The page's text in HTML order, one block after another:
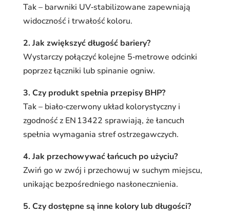
Tak – barwniki UV‑stabilizowane zapewniają
widoczność i trwałość koloru.
2. Jak zwiększyć długość bariery?
Wystarczy połączyć kolejne 5‑metrowe odcinki
poprzez łączniki lub spinanie ogniw.
3. Czy produkt spełnia przepisy BHP?
Tak – biało‑czerwony układ kolorystyczny i
zgodność z EN 13422 sprawiają, że łancuch
spełnia wymagania stref ostrzegawczych.
4. Jak przechowywać łańcuch po użyciu?
Zwiń go w zwój i przechowuj w suchym miejscu,
unikając bezpośredniego nasłonecznienia.
5. Czy dostępne są inne kolory lub długości?